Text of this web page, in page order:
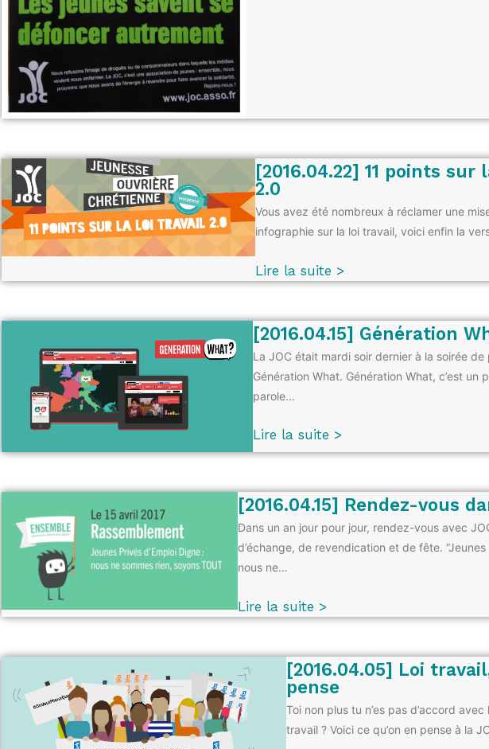
[2016.04.22] 11 points
2.0
Vous avez été nombreux à réclamer une
infographie sur la loi travail, voici enfin la
Lire la suite >
[2016.04.15] Génération
La JOC était mardi soir dernier à la soirée
Génération What. Génération What, c’est un
parole…
Lire la suite >
[2016.04.15] Rendez-vous
Dans un an jour pour jour, rendez-vous avec
d’échange, de revendication et de fête.
nous ne…
Lire la suite >
[2016.04.05] Loi
pense
Toi non plus tu n’es pas d’accord
travail ? Voici ce qu’on en pense à la